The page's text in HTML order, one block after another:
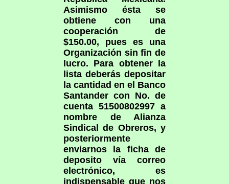
Asimismo ésta se
obtiene con una
cooperación de
$150.00, pues es una
Organización sin fin de
lucro. Para obtener la
lista deberás depositar
la cantidad en el Banco
Santander con No. de
cuenta 51500802997 a
nombre de Alianza
Sindical de Obreros, y
posteriormente
enviarnos la ficha de
deposito vía correo
electrónico, es
indispensable que nos